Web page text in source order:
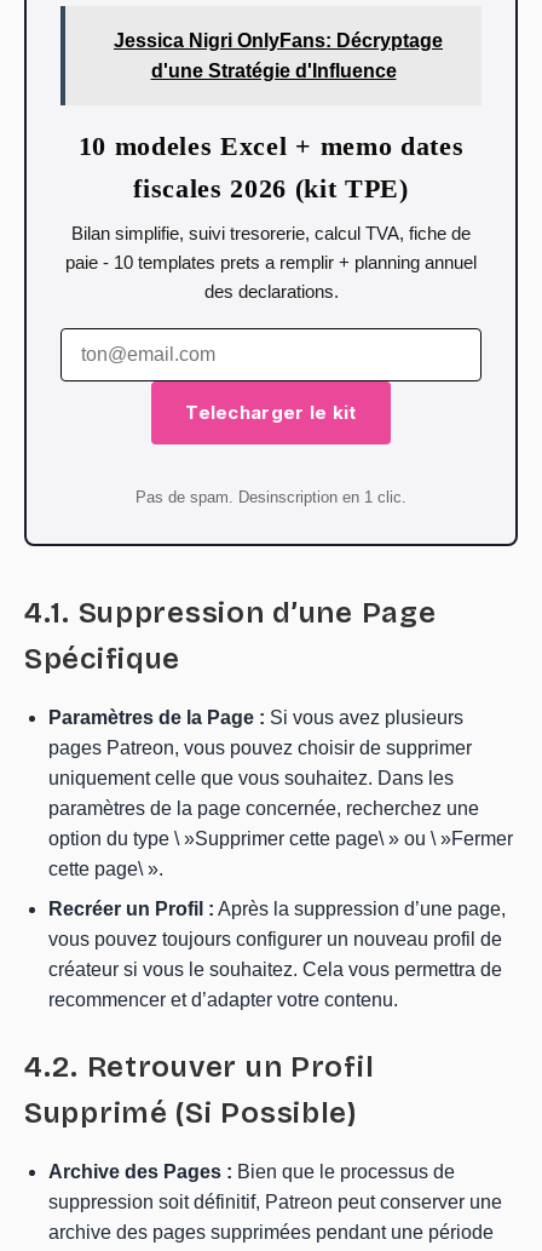
Jessica Nigri OnlyFans: Décryptage
d'une Stratégie d'Influence
10 modeles Excel + memo dates
fiscales 2026 (kit TPE)
Bilan simplifie, suivi tresorerie, calcul TVA, fiche de
paie - 10 templates prets a remplir + planning annuel
des declarations.
Telecharger le kit
Pas de spam. Desinscription en 1 clic.
4.1. Suppression d’une Page
Spécifique
Paramètres de la Page : Si vous avez plusieurs
pages Patreon, vous pouvez choisir de supprimer
uniquement celle que vous souhaitez. Dans les
paramètres de la page concernée, recherchez une
option du type \ »Supprimer cette page\ » ou \ »Fermer
cette page\ ».
Recréer un Profil : Après la suppression d’une page,
vous pouvez toujours configurer un nouveau profil de
créateur si vous le souhaitez. Cela vous permettra de
recommencer et d’adapter votre contenu.
4.2. Retrouver un Profil
Supprimé (Si Possible)
Archive des Pages : Bien que le processus de
suppression soit définitif, Patreon peut conserver une
archive des pages supprimées pendant une période